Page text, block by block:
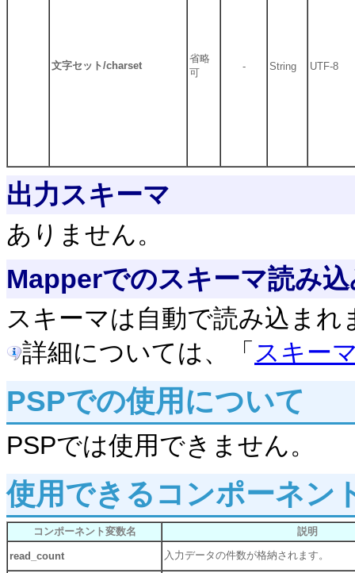
文字セット/charset
省略
可
- String UTF-8
出力スキーマ
ありません。
Mapperでのスキーマ読み
スキーマは自動で読み込まれ
詳細については、「 スキー
PSPでの使用について
PSPでは使用できません。
使用できるコンポーネン
コンポーネント変数名 説明
read_count 入力データの件数が格納されます。